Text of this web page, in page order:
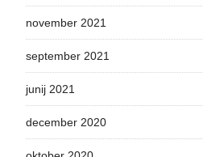
november 2021
september 2021
junij 2021
december 2020